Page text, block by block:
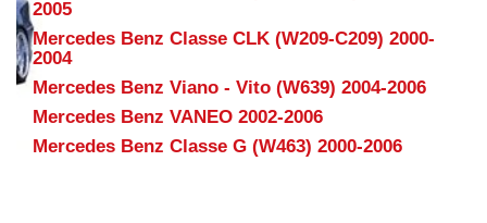
2005
Mercedes Benz Classe CLK (W209-C209) 2000-
2004
Mercedes Benz Viano - Vito (W639) 2004-2006
Mercedes Benz VANEO 2002-2006
Mercedes Benz Classe G (W463) 2000-2006